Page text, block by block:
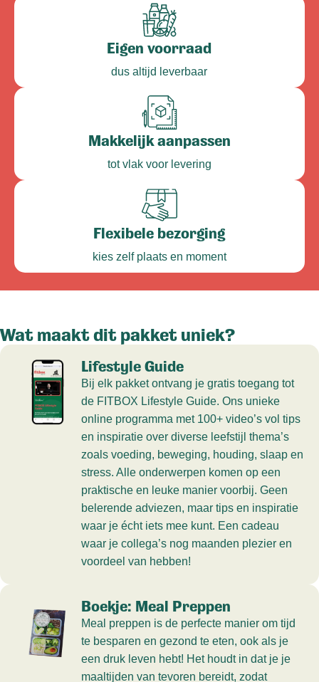
Eigen voorraad
dus altijd leverbaar
Makkelijk aanpassen
tot vlak voor levering
Flexibele bezorging
kies zelf plaats en moment
Wat maakt dit pakket uniek?
Lifestyle Guide
Bij elk pakket ontvang je gratis toegang tot
de FITBOX Lifestyle Guide. Ons unieke
online programma met 100+ video’s vol tips
en inspiratie over diverse leefstijl thema’s
zoals voeding, beweging, houding, slaap en
stress. Alle onderwerpen komen op een
praktische en leuke manier voorbij. Geen
belerende adviezen, maar tips en inspiratie
waar je écht iets mee kunt. Een cadeau
waar je collega’s nog maanden plezier en
voordeel van hebben!
Boekje: Meal Preppen
Meal preppen is de perfecte manier om tijd
te besparen en gezond te eten, ook als je
een druk leven hebt! Het houdt in dat je je
maaltijden van tevoren bereidt, zodat